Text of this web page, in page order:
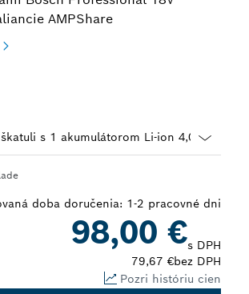
AMPShare
doba doručenia: 1-2 pracovné dni
98,00 €s DPH
79,67 €bez DPH
Pozri históriu cien